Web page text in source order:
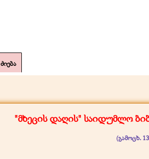
ძიება
"მხეცის დაღის" საიდუმლო
(გამოცხ.